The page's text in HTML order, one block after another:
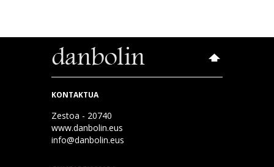
KONTAKTUA
Zestoa - 20740
www.danbolin.eus
info@danbolin.eus